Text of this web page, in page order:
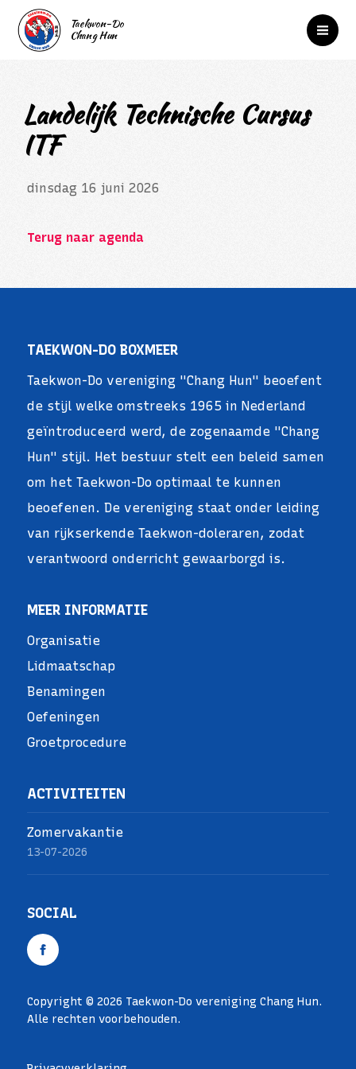
Landelijk Technische Cursus
ITF
dinsdag 16 juni 2026
Terug naar agenda
TAEKWON-DO BOXMEER
Taekwon-Do vereniging "Chang Hun" beoefent
de stijl welke omstreeks 1965 in Nederland
geïntroduceerd werd, de zogenaamde "Chang
Hun" stijl. Het bestuur stelt een beleid samen
om het Taekwon-Do optimaal te kunnen
beoefenen. De vereniging staat onder leiding
van rijkserkende Taekwon-doleraren, zodat
verantwoord onderricht gewaarborgd is.
MEER INFORMATIE
Organisatie
Lidmaatschap
Benamingen
Oefeningen
Groetprocedure
ACTIVITEITEN
Zomervakantie
13-07-2026
SOCIAL
Copyright © 2026 Taekwon-Do vereniging Chang Hun.
Alle rechten voorbehouden.